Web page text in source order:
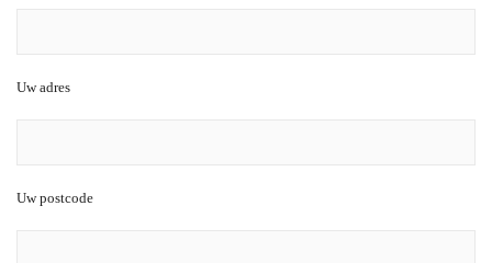
Uw adres
Uw postcode